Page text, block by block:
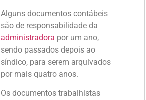
Alguns documentos contábeis
são de responsabilidade da
administradora por um ano,
sendo passados depois ao
síndico, para serem arquivados
por mais quatro anos.
Os documentos trabalhistas